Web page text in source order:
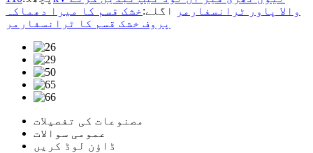
والا پاور ٹرانسفارمر
اگلے:خشک قسم کا میرا دھماکہ
پروف خشک قسم کا ٹرانسفارمر
مصنوعات کی تفصیلات
عمومی سوالات
ڈاؤن لوڈ کریں